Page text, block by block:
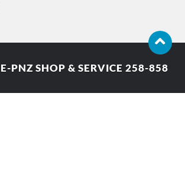
PNZ SHOP & SERVICE 258-858